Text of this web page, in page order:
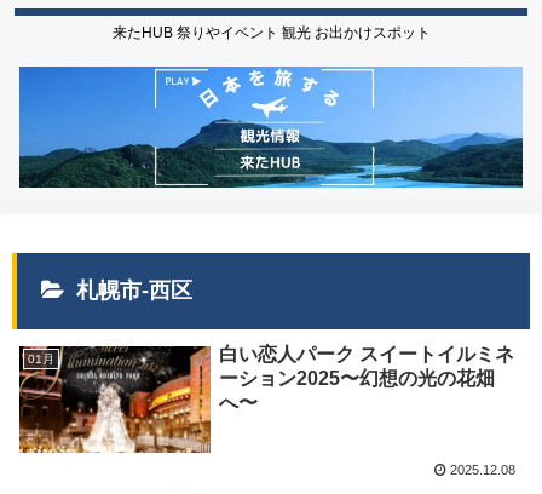
来たHUB 祭りやイベント 観光 お出かけスポット
札幌市-西区
01月
白い恋人パーク スイートイルミネ
ーション2025〜幻想の光の花畑
へ〜
2025.12.08